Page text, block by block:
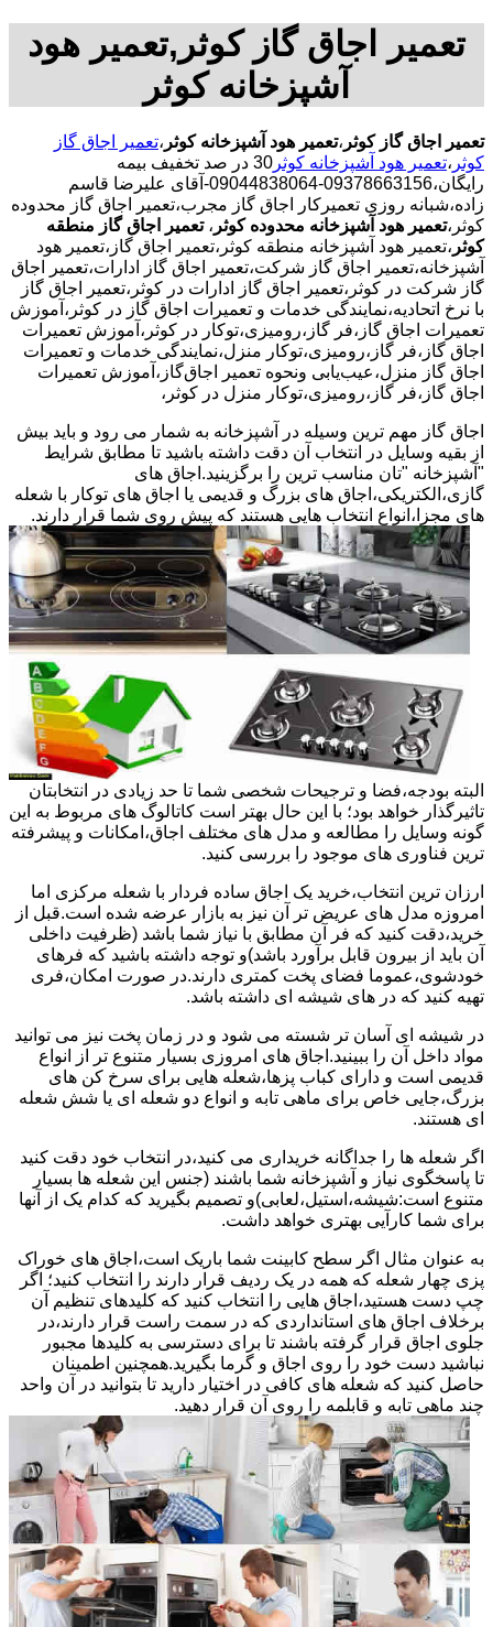
تعمیر اجاق گاز کوثر,تعمیر هود
آشپزخانه کوثر
تعمیر اجاق گاز کوثر ،تعمیر هود آشپزخانه کوثر ،تعمیر اجاق گاز
کوثر ،تعمیر هود آشپزخانه کوثر
30 در صد تخفیف بیمه
رایگان،09378663156-09044838064-آقای علیرضا قاسم
زاده،شبانه روزی تعمیرکار اجاق گاز مجرب،تعمیر اجاق گاز محدوده
کوثر،تعمیر هود آشپزخانه محدوده کوثر ، تعمیر اجاق گاز منطقه
کوثر ،تعمیر هود آشپزخانه منطقه کوثر،تعمیر اجاق گاز،تعمیر هود
آشپزخانه،تعمیر اجاق گاز شرکت،تعمیر اجاق گاز ادارات،تعمیر اجاق
گاز شرکت در کوثر،تعمیر اجاق گاز ادارات در کوثر،تعمیر اجاق گاز
با نرخ اتحادیه،نمایندگی خدمات و تعمیرات اجاق گاز در کوثر،آموزش
تعمیرات اجاق گاز،فر گاز،رومیزی،توکار در کوثر،آموزش تعمیرات
اجاق گاز،فر گاز،رومیزی،توکار منزل،نمایندگی خدمات و تعمیرات
اجاق گاز منزل،عیب‌یابی ونحوه تعمیر اجاق‌گاز،آموزش تعمیرات
اجاق گاز،فر گاز،رومیزی،توکار منزل در کوثر،
اجاق گاز مهم ترین وسیله در آشپزخانه به شمار می رود و باید بیش
از بقیه وسایل در انتخاب آن دقت داشته باشید تا مطابق شرایط
"آشپزخانه "تان مناسب ترین را برگزینید.اجاق های
گازی،الکتریکی،اجاق های بزرگ و قدیمی یا اجاق های توکار با شعله
های مجزا،انواع انتخاب هایی هستند که پیش روی شما قرار دارند.
البته بودجه،فضا و ترجیحات شخصی شما تا حد زیادی در انتخابتان
تاثیرگذار خواهد بود؛ با این حال بهتر است کاتالوگ های مربوط به این
گونه وسایل را مطالعه و مدل های مختلف اجاق،امکانات و پیشرفته
ترین فناوری های موجود را بررسی کنید.
ارزان ترین انتخاب،خرید یک اجاق ساده فردار با شعله مرکزی اما
امروزه مدل های عریض تر آن نیز به بازار عرضه شده است.قبل از
خرید،دقت کنید که فر آن مطابق با نیاز شما باشد (ظرفیت داخلی
آن باید از بیرون قابل برآورد باشد)و توجه داشته باشید که فرهای
خودشوی،عموما فضای پخت کمتری دارند.در صورت امکان،فری
تهیه کنید که در های شیشه ای داشته باشد.
در شیشه ای آسان تر شسته می شود و در زمان پخت نیز می توانید
مواد داخل آن را ببینید.اجاق های امروزی بسیار متنوع تر از انواع
قدیمی است و دارای کباب پزها،شعله هایی برای سرخ کن های
بزرگ،جایی خاص برای ماهی تابه و انواع دو شعله ای یا شش شعله
ای هستند.
اگر شعله ها را جداگانه خریداری می کنید،در انتخاب خود دقت کنید
تا پاسخگوی نیاز و آشپزخانه شما باشند (جنس این شعله ها بسیار
متنوع است:شیشه،استیل،لعابی)و تصمیم بگیرید که کدام یک از آنها
برای شما کارآیی بهتری خواهد داشت.
به عنوان مثال اگر سطح کابینت شما باریک است،اجاق های خوراک
پزی چهار شعله که همه در یک ردیف قرار دارند را انتخاب کنید؛ اگر
چپ دست هستید،اجاق هایی را انتخاب کنید که کلیدهای تنظیم آن
برخلاف اجاق های استانداردی که در سمت راست قرار دارند،در
جلوی اجاق قرار گرفته باشند تا برای دسترسی به کلیدها مجبور
نباشید دست خود را روی اجاق و گرما بگیرید.همچنین اطمینان
حاصل کنید که شعله های کافی در اختیار دارید تا بتوانید در آن واحد
چند ماهی تابه و قابلمه را روی آن قرار دهید.